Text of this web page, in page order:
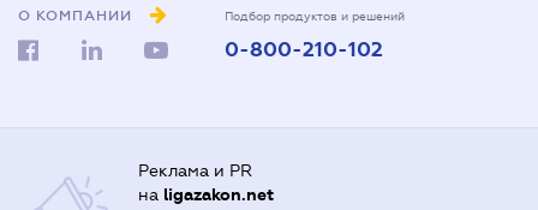
О КОМПАНИИ Подбор продуктов и решений
0-800-210-102
Реклама и PR
на ligazakon.net